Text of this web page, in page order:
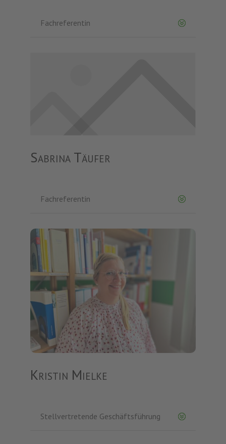
Fachreferentin
Sabrina Täufer
Fachreferentin
Kristin Mielke
Stellvertretende Geschäftsführung